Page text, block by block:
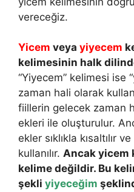
vereceğiz.
Yicem veya yiyecem
kelimesinin halk
“Yiyecem” kelimesi ise
zaman hali olarak
fiillerin gelecek zaman
ekleri ile oluşturulur.
ekler sıklıkla kısaltılır
kullanılır. Ancak yicem
kelime değildir. Bu
şekli yiyeceğim